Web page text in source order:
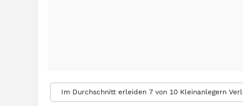
Im Durchschnitt erleiden 7 von 10 Kleinanlegern